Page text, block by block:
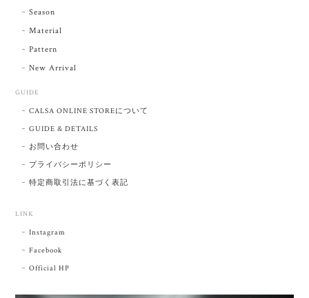
Season
Material
Pattern
New Arrival
GUIDE
CALSA ONLINE STOREについて
GUIDE & DETAILS
お問い合わせ
プライバシーポリシー
特定商取引法に基づく表記
LINK
Instagram
Facebook
Official HP